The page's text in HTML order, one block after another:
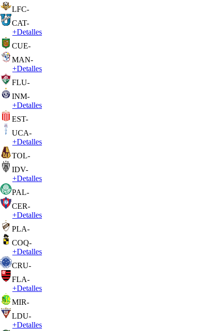
LFC-
CAT-
+Detalles
CUE-
MAN-
+Detalles
FLU-
INM-
+Detalles
EST-
UCA-
+Detalles
TOL-
IDV-
+Detalles
PAL-
CER-
+Detalles
PLA-
COQ-
+Detalles
CRU-
FLA-
+Detalles
MIR-
LDU-
+Detalles